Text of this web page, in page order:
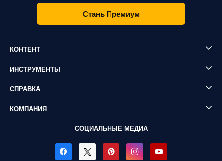
Стань Премиум
КОНТЕНТ
ИНСТРУМЕНТЫ
СПРАВКА
КОМПАНИЯ
СОЦИАЛЬНЫЕ МЕДИА